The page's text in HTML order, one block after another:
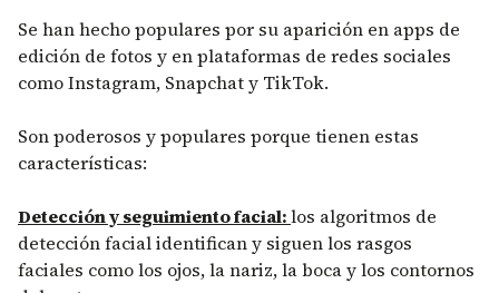
Se han hecho populares por su aparición en apps de
edición de fotos y en plataformas de redes sociales
como Instagram, Snapchat y TikTok.
Son poderosos y populares porque tienen estas
características:
Detección y seguimiento facial:los algoritmos de
detección facial identifican y siguen los rasgos
faciales como los ojos, la nariz, la boca y los contornos